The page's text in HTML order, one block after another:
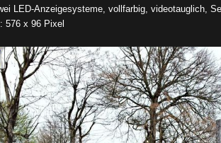
LED-Anzeigesysteme, vollfarbig, videotauglich,
576 x 96 Pixel